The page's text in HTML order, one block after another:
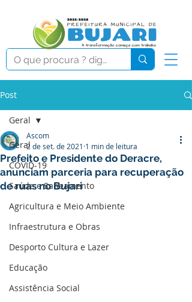
Post
Geral
COVID-19
Saúde e Saneamento
Agricultura e Meio Ambiente
Infraestrutura e Obras
Desporto Cultura e Lazer
Educação
Assistência Social
Geral
Prefeito e Presidente do Deracre,
anunciam parceria para recuperação
de ruas no Bujari
Ascom
2 de set. de 2021 1 min de leitura